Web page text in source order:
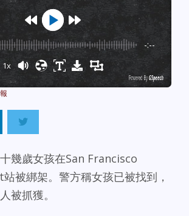
-:--
1x
Powered By GSpeech
幾歲女孩在San Francisco
被綁架。警方稱女孩已被找到，
被抓獲。